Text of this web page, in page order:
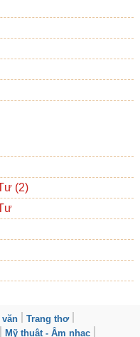
(2)
văn
Trang thơ
Mỹ thuật - Âm nhạc